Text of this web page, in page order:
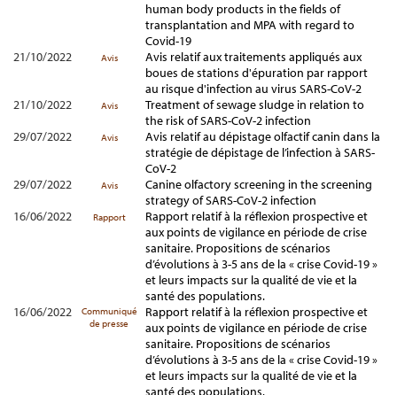
human body products in the fields of
transplantation and MPA with regard to
Covid-19
21/10/2022
Avis
Avis relatif aux traitements appliqués aux
boues de stations d'épuration par rapport
au risque d'infection au virus SARS-CoV-2
21/10/2022
Avis
Treatment of sewage sludge in relation to
the risk of SARS-CoV-2 infection
29/07/2022
Avis
Avis relatif au dépistage olfactif canin dans la
stratégie de dépistage de l’infection à SARS-
CoV-2
29/07/2022
Avis
Canine olfactory screening in the screening
strategy of SARS-CoV-2 infection
16/06/2022
Rapport
Rapport relatif à la réflexion prospective et
aux points de vigilance en période de crise
sanitaire. Propositions de scénarios
d’évolutions à 3-5 ans de la « crise Covid-19 »
et leurs impacts sur la qualité de vie et la
santé des populations.
16/06/2022
Communiqué
de presse
Rapport relatif à la réflexion prospective et
aux points de vigilance en période de crise
sanitaire. Propositions de scénarios
d’évolutions à 3-5 ans de la « crise Covid-19 »
et leurs impacts sur la qualité de vie et la
santé des populations.